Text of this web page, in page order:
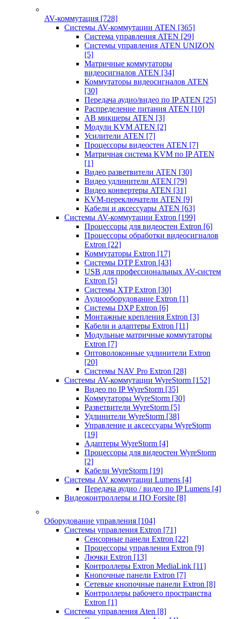
AV-коммутация [728]
Системы AV-коммутации ATEN [365]
Система управления ATEN [29]
Системы управления ATEN UNIZON
[5]
Матричные коммутаторы
видеосигналов ATEN [34]
Коммутаторы видеосигналов ATEN
[30]
Передача аудио/видео по IP ATEN [25]
Распределение питания ATEN [10]
АВ микшеры ATEN [3]
Модули KVM ATEN [2]
Усилители ATEN [7]
Процессоры видеостен ATEN [7]
Матричная система KVM по IP ATEN
[1]
Видео разветвители ATEN [30]
Видео удлинители ATEN [79]
Видео конвертеры ATEN [31]
KVM-переключатели ATEN [9]
Кабели и аксессуары ATEN [63]
Системы AV-коммутации Extron [199]
Процессоры для видеостен Extron [6]
Процессоры обработки видеосигналов
Extron [22]
Коммутаторы Extron [17]
Системы DTP Extron [43]
USB для профессиональных AV-систем
Extron [5]
Системы XTP Extron [30]
Аудиооборудование Extron [1]
Системы DXP Extron [6]
Монтажные крепления Extron [3]
Кабели и адаптеры Extron [11]
Модульные матричные коммутаторы
Extron [7]
Оптоволоконные удлинители Extron
[20]
Системы NAV Pro Extron [28]
Системы AV-коммутации WyreStorm [152]
Видео по IP WyreStorm [35]
Коммутаторы WyreStorm [30]
Разветвители WyreStorm [5]
Удлинители WyreStorm [38]
Управление и аксессуары WyreStorm
[19]
Адаптеры WyreStorm [4]
Процессоры для видеостен WyreStorm
[2]
Кабели WyreStorm [19]
Системы AV коммутации Lumens [4]
Передача аудио / видео по IP Lumens [4]
Видеоконтроллеры и ПО Forsite [8]
Оборудование управления [104]
Системы управления Extron [71]
Сенсорные панели Extron [22]
Процессоры управления Extron [9]
Лючки Extron [13]
Контроллеры Extron MediaLink [11]
Кнопочные панели Extron [7]
Сетевые кнопочные панели Extron [8]
Контроллеры рабочего пространства
Extron [1]
Системы управления Aten [8]